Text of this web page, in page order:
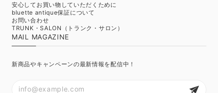
安心してお買い物していただくために
bluette antique保証について
お問い合わせ
TRUNK・SALON（トランク・サロン）
MAIL MAGAZINE
新商品やキャンペーンの最新情報を配信中！